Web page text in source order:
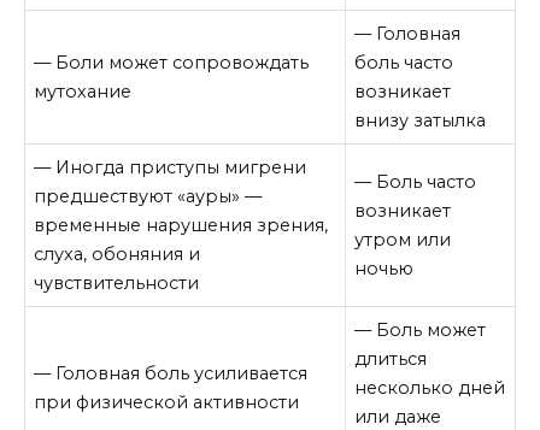
— Боли может сопровождать
мутохание
— Головная
боль часто
возникает
внизу затылка
— Иногда приступы мигрени
предшествуют «ауры» —
временные нарушения зрения,
слуха, обоняния и
чувствительности
— Боль часто
возникает
утром или
ночью
— Головная боль усиливается
при физической активности
— Боль может
длиться
несколько дней
или даже